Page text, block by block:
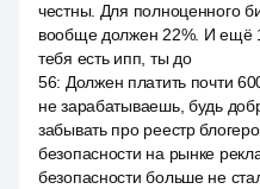
честны. Для полноценного
вообще должен 22%. И ещё
тебя есть ипп, ты до
56: Должен платить почти
не зарабатываешь, будь
забывать про реестр
безопасности на рынке
безопасности больше не